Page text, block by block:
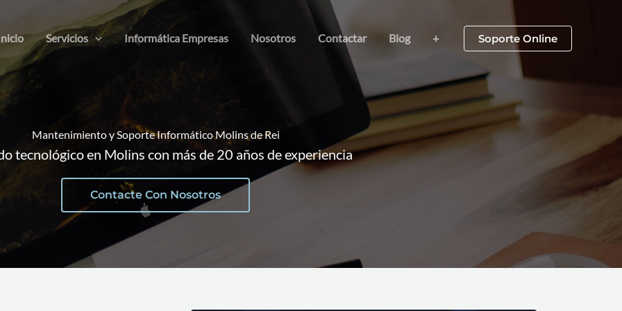
Servicios Informática Empresas Nosotros Contactar Blog + Soporte Online
Mantenimiento y Soporte Informático Molins de Rei
tecnológico en Molins con más de 20 años de experiencia
Contacte Con Nosotros